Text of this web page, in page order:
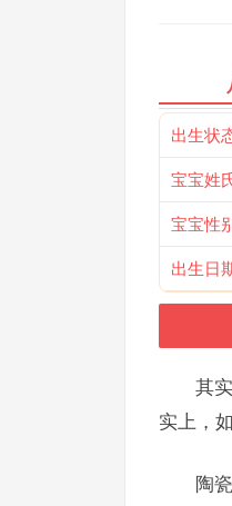
出生状
宝宝姓
宝宝性别
出生日
其
实上，
陶